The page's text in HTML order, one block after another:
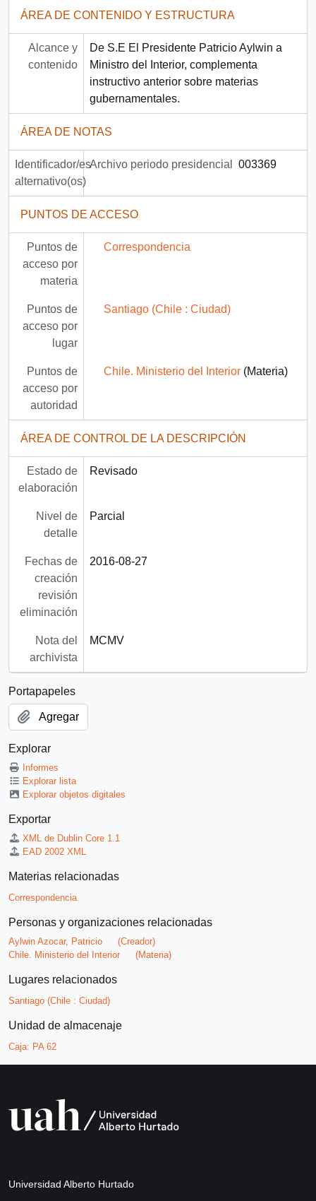
ÁREA DE CONTENIDO Y ESTRUCTURA
Alcance y
contenido
De S.E El Presidente Patricio Aylwin a
Ministro del Interior, complementa
instructivo anterior sobre materias
gubernamentales.
ÁREA DE NOTAS
Identificador/es
alternativo(os)
Archivo periodo presidencial 003369
PUNTOS DE ACCESO
Puntos de
acceso por
materia
Correspondencia
Puntos de
acceso por
lugar
Santiago (Chile : Ciudad)
Puntos de
acceso por
autoridad
Chile. Ministerio del Interior(Materia)
ÁREA DE CONTROL DE LA DESCRIPCIÓN
Estado de
elaboración
Revisado
Nivel de
detalle
Parcial
Fechas de
creación
revisión
eliminación
2016-08-27
Nota del
archivista
MCMV
Portapapeles
Agregar
Explorar
Informes
Explorar lista
Explorar objetos digitales
Exportar
XML de Dublin Core 1.1
EAD 2002 XML
Materias relacionadas
Correspondencia
Personas y organizaciones relacionadas
Aylwin Azocar, Patricio
(Creador)
Chile. Ministerio del Interior
(Materia)
Lugares relacionados
Santiago (Chile : Ciudad)
Unidad de almacenaje
Caja: PA 62
Universidad Alberto Hurtado